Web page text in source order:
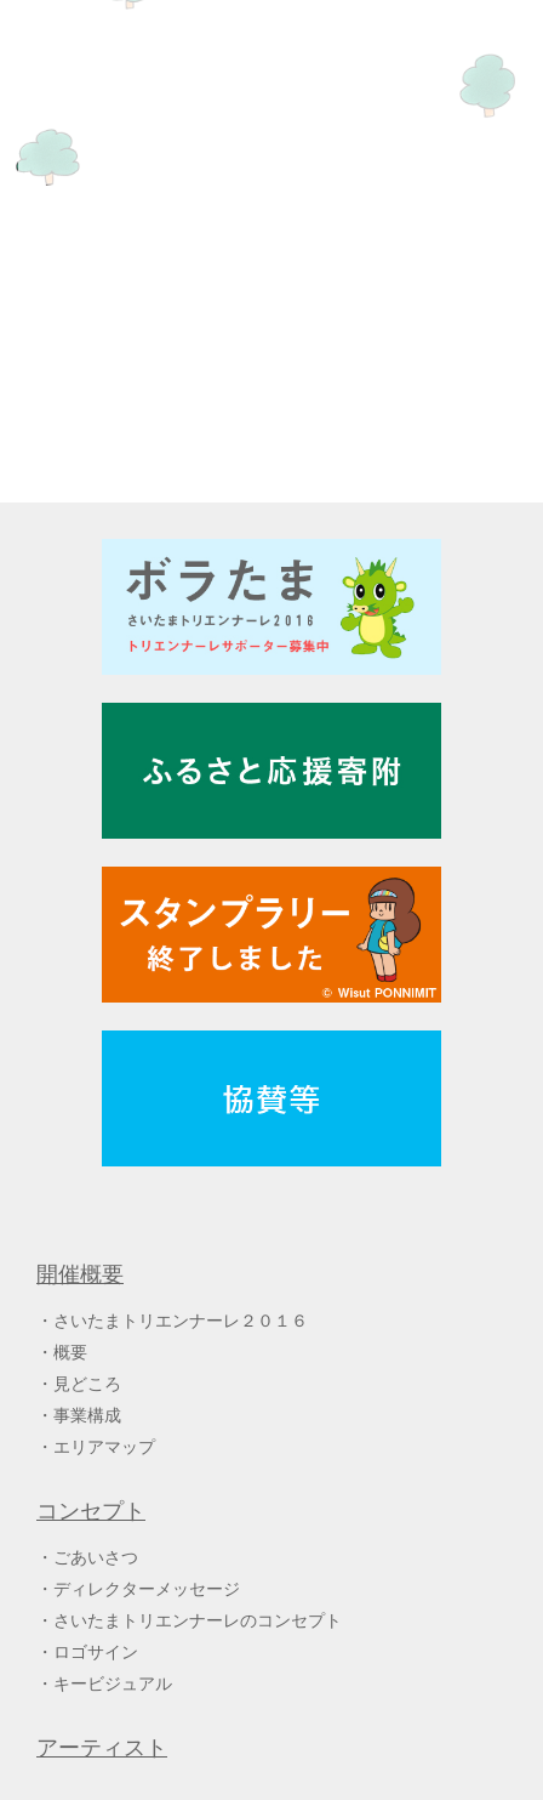
開催概要
さいたまトリエンナーレ２０１６
概要
見どころ
事業構成
エリアマップ
コンセプト
ごあいさつ
ディレクターメッセージ
さいたまトリエンナーレのコンセプト
ロゴサイン
キービジュアル
アーティスト